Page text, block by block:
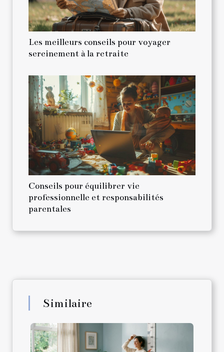
Les meilleurs conseils pour voyager
sereinement à la retraite
Conseils pour équilibrer vie
professionnelle et responsabilités
parentales
Similaire